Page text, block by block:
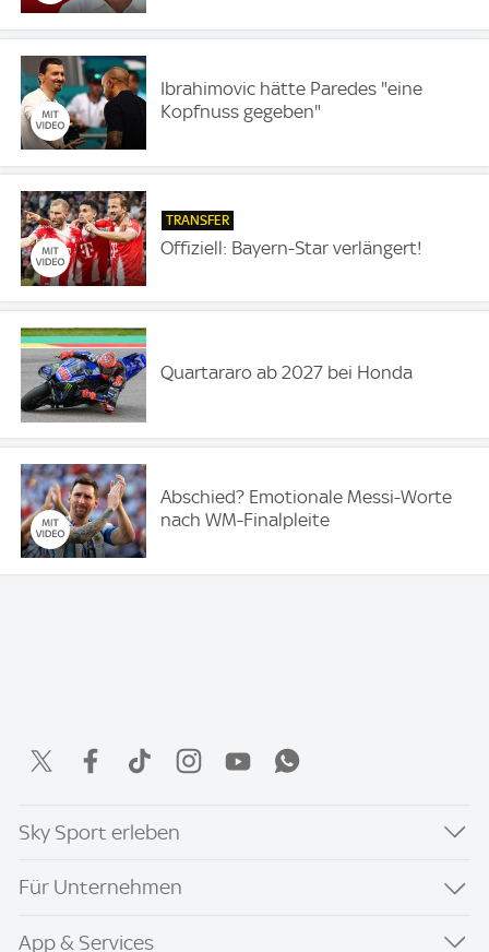
Ibrahimovic hätte Paredes "eine
Kopfnuss gegeben"
TRANSFER
Offiziell: Bayern-Star verlängert!
Quartararo ab 2027 bei Honda
Abschied? Emotionale Messi-Worte
nach WM-Finalpleite
Sky Sport erleben
Für Unternehmen
App & Services